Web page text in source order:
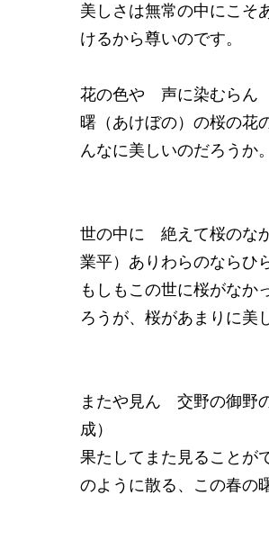
美しさは無常の中にこそ
けるから尊いのです。
花の色や 声に染むら
曙（あけぼの）の桜の花
んなに美しいのだろうか。
世の中に 絶えて桜の
業平）ありわらのならひ
もしもこの世に桜がなか
ろうが、桜があまりに美
またや見ん 交野の御
成）
果たしてまた見ることが
のように散る、この春の